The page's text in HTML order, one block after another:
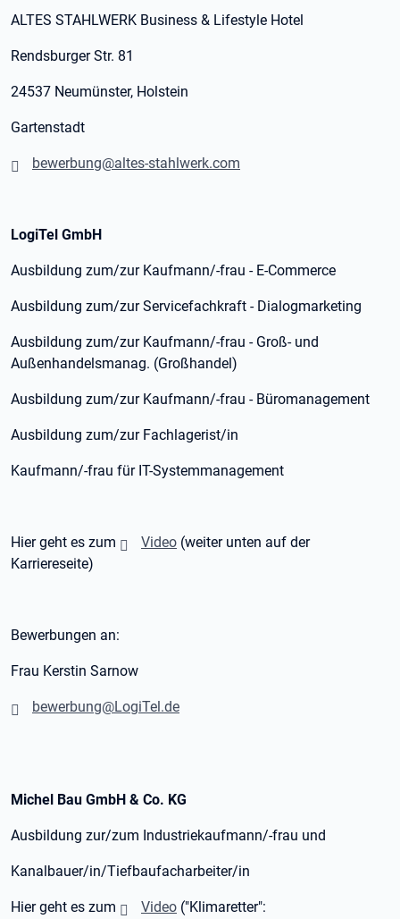
ALTES STAHLWERK Business & Lifestyle Hotel
Rendsburger Str. 81
24537 Neumünster, Holstein
Gartenstadt
bewerbung@altes-stahlwerk.com
LogiTel GmbH
Ausbildung zum/zur Kaufmann/-frau - E-Commerce
Ausbildung zum/zur Servicefachkraft - Dialogmarketing
Ausbildung zum/zur Kaufmann/-frau - Groß- und
Außenhandelsmanag. (Großhandel)
Ausbildung zum/zur Kaufmann/-frau - Büromanagement
Ausbildung zum/zur Fachlagerist/in
Kaufmann/-frau für IT-Systemmanagement
Hier geht es zum Video (weiter unten auf der
Karriereseite)
Bewerbungen an:
Frau Kerstin Sarnow
bewerbung@LogiTel.de
Michel Bau GmbH & Co. KG
Ausbildung zur/zum Industriekaufmann/-frau und
Kanalbauer/in/Tiefbaufacharbeiter/in
Hier geht es zum Video ("Klimaretter":